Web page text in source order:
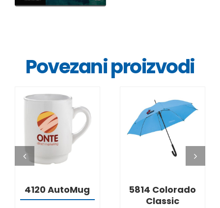
Povezani proizvodi
DETALJI
4120 AutoMug
DETALJI
5814 Colorado
Classic